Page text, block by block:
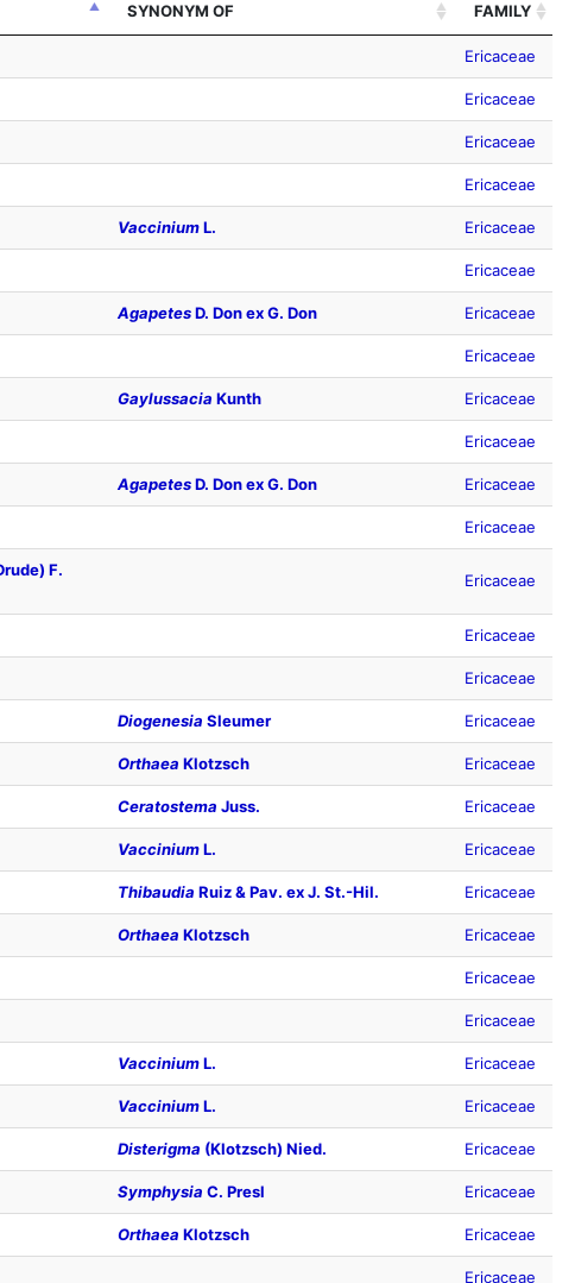
SYNONYM OF FAMILY
Ericaceae
Ericaceae
Ericaceae
Ericaceae
VacciniumL. Ericaceae
Ericaceae
AgapetesD. Don ex G. Don Ericaceae
Ericaceae
Gaylussacia Kunth Ericaceae
Ericaceae
AgapetesD. Don ex G. Don Ericaceae
Ericaceae
F.
Ericaceae
Ericaceae
Ericaceae
Diogenesia Sleumer Ericaceae
Orthaea Klotzsch Ericaceae
Ceratostema Juss. Ericaceae
VacciniumL. Ericaceae
Thibaudia Ruiz & Pav. ex J. St.-Hil. Ericaceae
Orthaea Klotzsch Ericaceae
Ericaceae
Ericaceae
VacciniumL. Ericaceae
VacciniumL. Ericaceae
Disterigma (Klotzsch) Nied. Ericaceae
Symphysia C. Presl Ericaceae
Orthaea Klotzsch Ericaceae
Ericaceae